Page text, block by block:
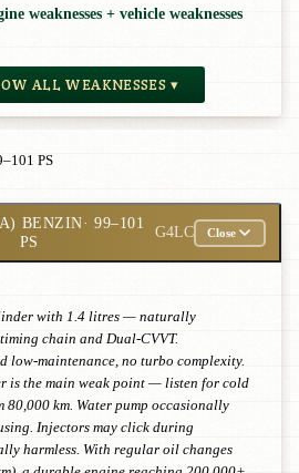
weaknesses + vehicle weaknesses
ALL WEAKNESSES ▾
PS
BENZIN· 99–101
PS
G4LC Close
with 1.4 litres — naturally
chain and Dual-CVVT.
low-maintenance, no turbo complexity.
is the main weak point — listen for cold
80,000 km. Water pump occasionally
Injectors may click during
harmless. With regular oil changes